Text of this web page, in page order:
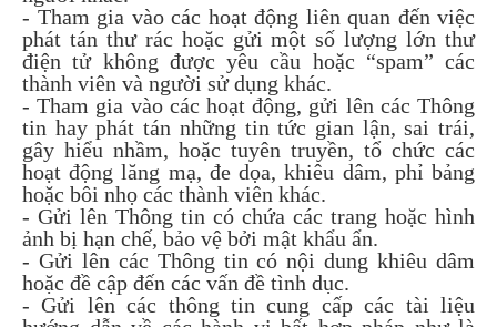
- Tham gia vào các hoạt động liên quan đến việc
phát tán thư rác hoặc gửi một số lượng lớn thư
điện tử không được yêu cầu hoặc “spam” các
thành viên và người sử dụng khác.
- Tham gia vào các hoạt động, gửi lên các Thông
tin hay phát tán những tin tức gian lận, sai trái,
gây hiểu nhầm, hoặc tuyên truyền, tổ chức các
hoạt động lăng mạ, đe dọa, khiêu dâm, phỉ bảng
hoặc bôi nhọ các thành viên khác.
- Gửi lên Thông tin có chứa các trang hoặc hình
ảnh bị hạn chế, bảo vệ bởi mật khẩu ẩn.
- Gửi lên các Thông tin có nội dung khiêu dâm
hoặc đề cập đến các vấn đề tình dục.
- Gửi lên các thông tin cung cấp các tài liệu